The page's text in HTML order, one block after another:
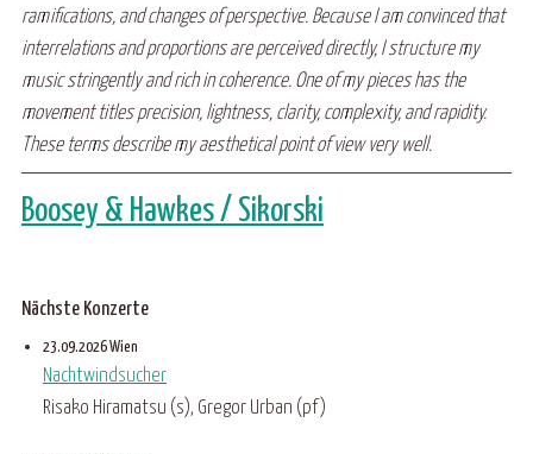
ramifications, and changes of perspective. Because I am convinced that
interrelations and proportions are perceived directly, I structure my
music stringently and rich in coherence. One of my pieces has the
movement titles precision, lightness, clarity, complexity, and rapidity.
These terms describe my aesthetical point of view very well.
Boosey & Hawkes / Sikorski
Nächste Konzerte
23.09.2026 Wien
Nachtwindsucher
Risako Hiramatsu (s), Gregor Urban (pf)